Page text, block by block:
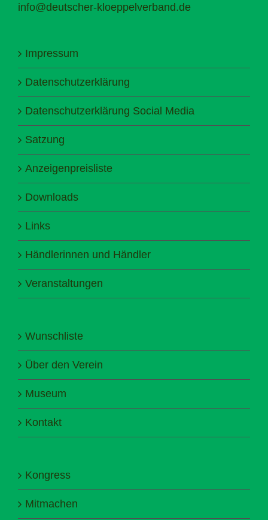
info@deutscher-kloeppelverband.de
Impressum
Datenschutzerklärung
Datenschutzerklärung Social Media
Satzung
Anzeigenpreisliste
Downloads
Links
Händlerinnen und Händler
Veranstaltungen
Wunschliste
Über den Verein
Museum
Kontakt
Kongress
Mitmachen